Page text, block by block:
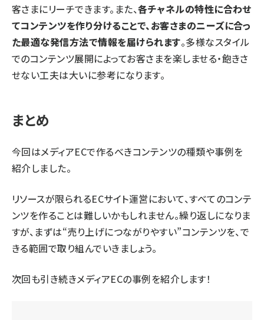
客さまにリーチできます。また、各チャネルの特性に合わせ
てコンテンツを作り分けることで、お客さまのニーズに合っ
た最適な発信方法で情報を届けられます。多様なスタイル
でのコンテンツ展開によってお客さまを楽しませる・飽きさ
せない工夫は大いに参考になります。
まとめ
今回はメディアECで作るべきコンテンツの種類や事例を
紹介しました。
リソースが限られるECサイト運営において、すべてのコンテ
ンツを作ることは難しいかもしれません。繰り返しになりま
すが、まずは“売り上げにつながりやすい”コンテンツを、で
きる範囲で取り組んでいきましょう。
次回も引き続きメディアECの事例を紹介します！